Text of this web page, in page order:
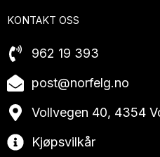
KONTAKT OSS
962 19 393
post@norfelg.no
Vollvegen 40, 4354
Kjøpsvilkår